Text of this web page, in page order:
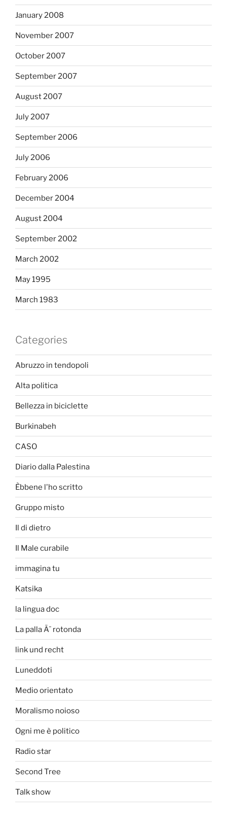
January 2008
November 2007
October 2007
September 2007
August 2007
July 2007
September 2006
July 2006
February 2006
December 2004
August 2004
September 2002
March 2002
May 1995
March 1983
Categories
Abruzzo in tendopoli
Alta politica
Bellezza in biciclette
Burkinabeh
CASO
Diario dalla Palestina
Èbbene l'ho scritto
Gruppo misto
Il di dietro
Il Male curabile
immagina tu
Katsika
la lingua doc
La palla Ã¨ rotonda
link und recht
Luneddoti
Medio orientato
Moralismo noioso
Ogni me è politico
Radio star
Second Tree
Talk show